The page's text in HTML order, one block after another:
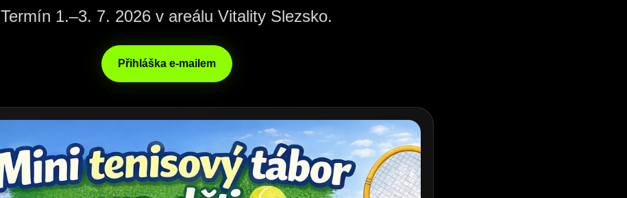
Termín 1.–3. 7. 2026 v areálu Vitality Slezsko.
Přihláška e-mailem